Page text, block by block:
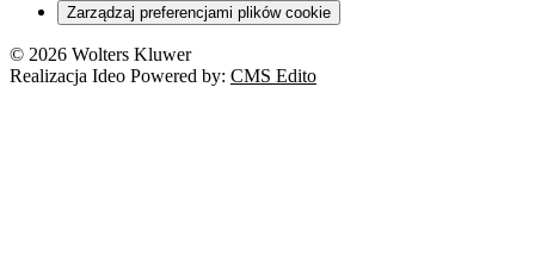
Zarządzaj preferencjami plików cookie
© 2026 Wolters Kluwer
Realizacja Ideo Powered by: CMS Edito